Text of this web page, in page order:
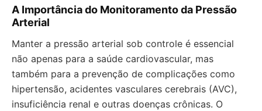
A Importância do Monitoramento da Pressão
Arterial
Manter a pressão arterial sob controle é essencial
não apenas para a saúde cardiovascular, mas
também para a prevenção de complicações como
hipertensão, acidentes vasculares cerebrais (AVC),
insuficiência renal e outras doenças crônicas. O